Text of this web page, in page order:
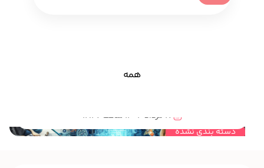
همه
دسته بندی نشده
17 مرداد 1404 ساعت 12:27